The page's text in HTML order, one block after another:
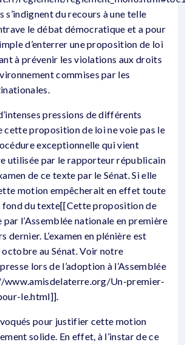
s’indignent du recours à une telle
le débat démocratique et a pour
d’enterrer une proposition de loi
à prévenir les violations aux droits
commises par les
pressions de différents
cette proposition de loi ne voie pas le
exceptionnelle qui vient
utilisée par le rapporteur républicain
de ce texte par le Sénat. Si elle
motion empêcherait en effet toute
fond du texte[[Cette proposition de
l’Assemblée nationale en première
dernier. L’examen en plénière est
au Sénat. Voir notre
lors de l’adoption à l’Assemblée
www.amisdelaterre.org/Un-premier-
le.html]].
pour justifier cette motion
solide. En effet, à l’instar de ce